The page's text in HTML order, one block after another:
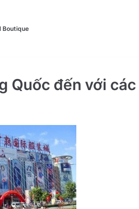
Boutique
Quốc đến với